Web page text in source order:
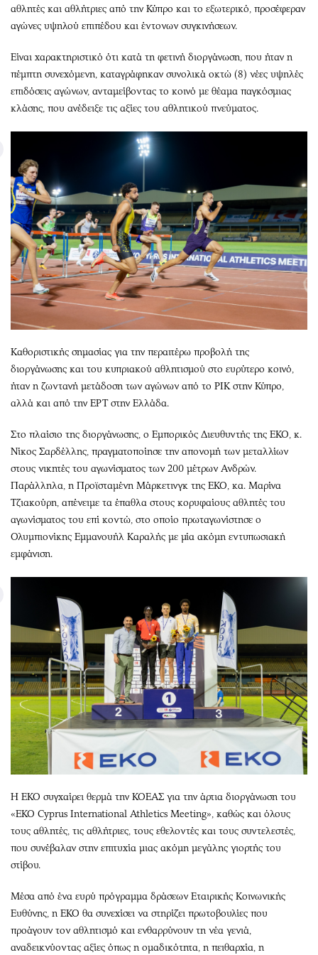
αθλητές και αθλήτριες από την Κύπρο και το εξωτερικό, προσέφεραν
αγώνες υψηλού επιπέδου και έντονων συγκινήσεων.
Είναι χαρακτηριστικό ότι κατά τη φετινή διοργάνωση, που ήταν η
πέμπτη συνεχόμενη, καταγράφηκαν συνολικά οκτώ (8) νέες υψηλές
επιδόσεις αγώνων, ανταμείβοντας το κοινό με θέαμα παγκόσμιας
κλάσης, που ανέδειξε τις αξίες του αθλητικού πνεύματος.
Καθοριστικής σημασίας για την περαιτέρω προβολή της
διοργάνωσης και του κυπριακού αθλητισμού στο ευρύτερο κοινό,
ήταν η ζωντανή μετάδοση των αγώνων από το ΡΙΚ στην Κύπρο,
αλλά και από την ΕΡΤ στην Ελλάδα.
Στο πλαίσιο της διοργάνωσης, ο Εμπορικός Διευθυντής της ΕΚΟ, κ.
Νίκος Σαρδέλλης, πραγματοποίησε την απονομή των μεταλλίων
στους νικητές του αγωνίσματος των 200 μέτρων Ανδρών.
Παράλληλα, η Προϊσταμένη Μάρκετινγκ της ΕΚΟ, κα. Μαρίνα
Τζιακούρη, απένειμε τα έπαθλα στους κορυφαίους αθλητές του
αγωνίσματος του επί κοντώ, στο οποίο πρωταγωνίστησε ο
Ολυμπιονίκης Εμμανουήλ Καραλής με μία ακόμη εντυπωσιακή
εμφάνιση.
Η ΕΚΟ συγχαίρει θερμά την ΚΟΕΑΣ για την άρτια διοργάνωση του
«EKO Cyprus International Athletics Meeting», καθώς και όλους
τους αθλητές, τις αθλήτριες, τους εθελοντές και τους συντελεστές,
που συνέβαλαν στην επιτυχία μιας ακόμη μεγάλης γιορτής του
στίβου.
Μέσα από ένα ευρύ πρόγραμμα δράσεων Εταιρικής Κοινωνικής
Ευθύνης, η ΕΚΟ θα συνεχίσει να στηρίζει πρωτοβουλίες που
προάγουν τον αθλητισμό και ενθαρρύνουν τη νέα γενιά,
αναδεικνύοντας αξίες όπως η ομαδικότητα, η πειθαρχία, η